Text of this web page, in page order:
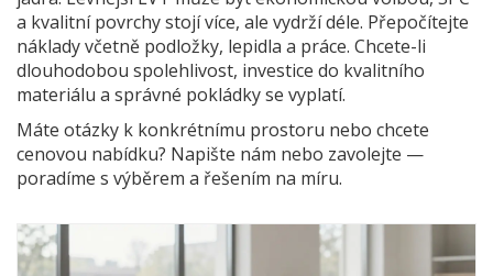
a kvalitní povrchy stojí více, ale vydrží déle. Přepočítejte
náklady včetně podložky, lepidla a práce. Chcete-li
dlouhodobou spolehlivost, investice do kvalitního
materiálu a správné pokládky se vyplatí.
Máte otázky k konkrétnímu prostoru nebo chcete
cenovou nabídku? Napište nám nebo zavolejte —
poradíme s výběrem a řešením na míru.